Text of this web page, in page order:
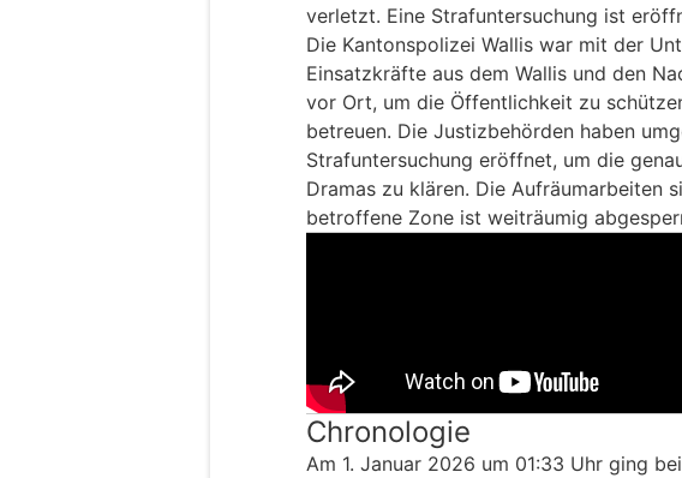
verletzt. Eine Strafuntersuchung ist
Die Kantonspolizei Wallis war mit der
Einsatzkräfte aus dem Wallis und den
vor Ort, um die Öffentlichkeit zu
betreuen. Die Justizbehörden haben
Strafuntersuchung eröffnet, um die
Dramas zu klären. Die Aufräumarbeiten
betroffene Zone ist weiträumig
Chronologie
Am 1. Januar 2026 um 01:33 Uhr ging